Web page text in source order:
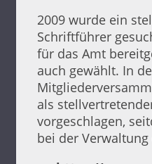
2009 wurde ein
Schriftführer
für das Amt
auch gewählt. In
als
vorgeschlagen,
bei der Verwaltung